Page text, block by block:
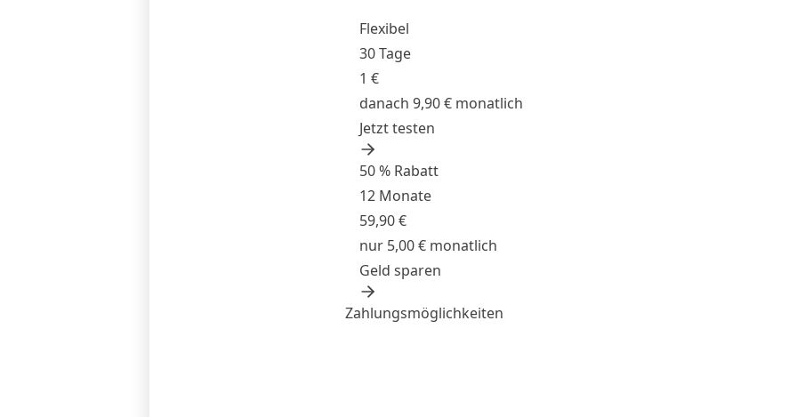
Flexibel
30 Tage
1 €
danach 9,90 € monatlich
Jetzt testen
50 % Rabatt
12 Monate
59,90 €
nur 5,00 € monatlich
Geld sparen
Zahlungsmöglichkeiten